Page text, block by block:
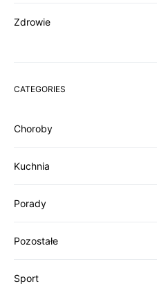
Zdrowie
CATEGORIES
Choroby
Kuchnia
Porady
Pozostałe
Sport